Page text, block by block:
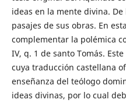
ideas en la mente divina.
pasajes de sus obras. En
complementar la polémica
IV, q. 1 de santo Tomás.
cuya traducción castellana
enseñanza del teólogo
ideas divinas, por lo cual